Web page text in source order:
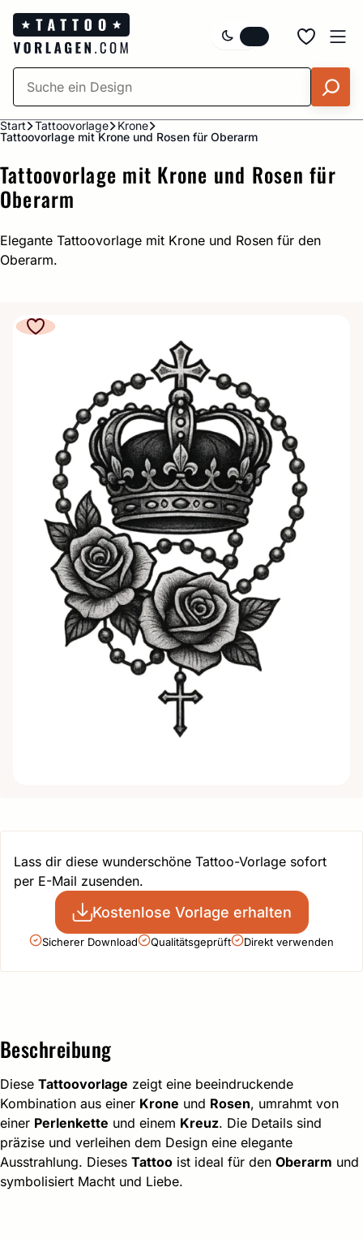
Zum
Inhalt
springen
Start Tattoovorlage
Krone
Tattoovorlage mit Krone und Rosen für Oberarm
Tattoovorlage mit Krone und Rosen für
Oberarm
Elegante Tattoovorlage mit Krone und Rosen für den
Oberarm.
Lass dir diese wunderschöne Tattoo-Vorlage sofort
per E-Mail zusenden.
Kostenlose Vorlage erhalten
Sicherer Download Qualitätsgeprüft Direkt verwenden
Beschreibung
Diese Tattoovorlage zeigt eine beeindruckende
Kombination aus einer Krone und Rosen, umrahmt von
einer Perlenkette und einem Kreuz. Die Details sind
präzise und verleihen dem Design eine elegante
Ausstrahlung. Dieses Tattoo ist ideal für den Oberarm und
symbolisiert Macht und Liebe.